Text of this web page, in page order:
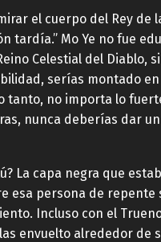
el cuerpo del Rey de
tardía.” Mo Ye no fue
Celestial del Diablo, si
serías montado
tanto, no importa lo
nunca deberías dar
La capa negra que
esa persona de repente
Incluso con el
envuelto alrededor de